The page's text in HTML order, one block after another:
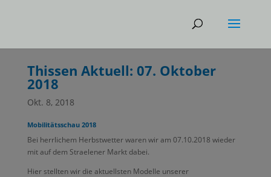
Thissen Aktuell: 07. Oktober
2018
Okt. 8, 2018
Mobilitätsschau 2018
Bei herrlichem Herbstwetter waren wir am 07.10.2018 wieder
mit auf dem Straelener Markt dabei.
Hier stellten wir die aktuellsten Modelle unserer